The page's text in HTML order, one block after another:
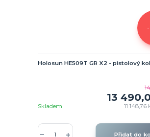
-
Holosun HE509T GR X2 - pistolový
13
11 148,76
Skladem
Přidat do